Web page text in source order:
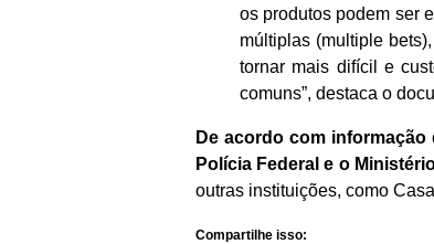
os produtos podem ser
múltiplas (multiple
tornar mais difícil e
comuns”, destaca o
De acordo com
Polícia Federal e o
outras instituições, como
Compartilhe isso: